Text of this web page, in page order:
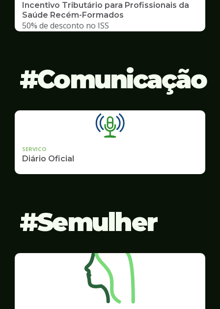
Incentivo Tributário para Profissionais da
Saúde Recém-Formados
50% de desconto no ISS
Comunicação
SERVICO
Diário Oficial
Semulher